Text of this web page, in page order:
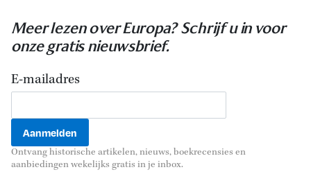
Meer lezen over Europa? Schrijf u in voor
onze gratis nieuwsbrief.
E-mailadres
Ontvang historische artikelen, nieuws, boekrecensies en
aanbiedingen wekelijks gratis in je inbox.